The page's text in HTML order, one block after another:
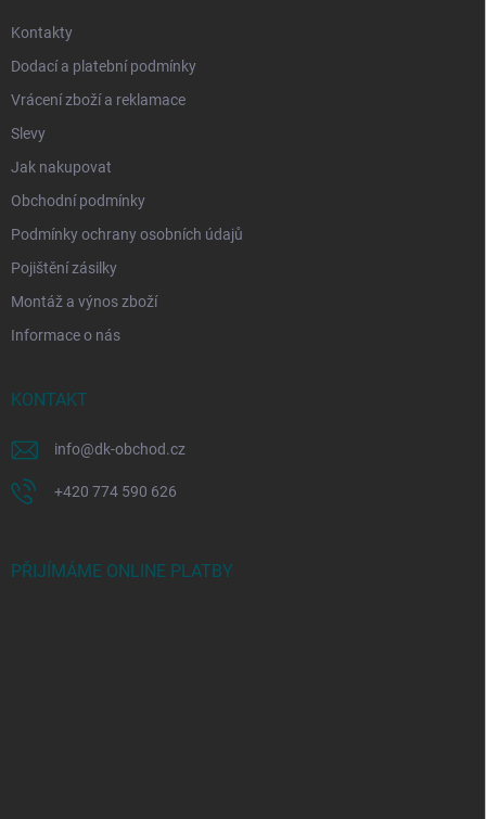
Kontakty
Dodací a platební podmínky
Vrácení zboží a reklamace
Slevy
Jak nakupovat
Obchodní podmínky
Podmínky ochrany osobních údajů
Pojištění zásilky
Montáž a výnos zboží
Informace o nás
KONTAKT
info@dk-obchod.cz
+420 774 590 626
PŘIJÍMÁME ONLINE PLATBY